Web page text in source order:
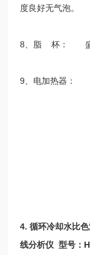
度良好无气泡。
8 、脂 杯：
9 、电加热器：
4. 循环冷却水比
线分析仪 型号：